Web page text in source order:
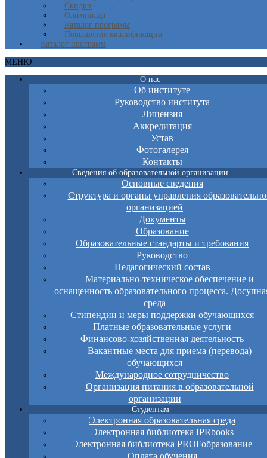
Скидки
Олимпиада
Каталог программ
Повышение квалификации
Каталог программ
МЕНЮ
О нас
Об институте
Руководство института
Лицензия
Аккредитация
Устав
Фотогалерея
Контакты
Сведения об образовательной организации
Основные сведения
Структура и органы управления
организацией
Документы
Образование
Образовательные стандарты и требования
Руководство
Педагогический состав
Материально-техническое обеспечение и
оснащенность образовательного процесса.
среда
Стипендии и меры поддержки обучающихся
Платные образовательные услуги
Финансово-хозяйственная деятельность
Вакантные места для приема (перевода)
обучающихся
Международное сотрудничество
Организация питания в образовательной
организации
Студентам
Электронная образовательная среда
Электронная библиотека IPRbooks
Электронная библиотека PROFобразование